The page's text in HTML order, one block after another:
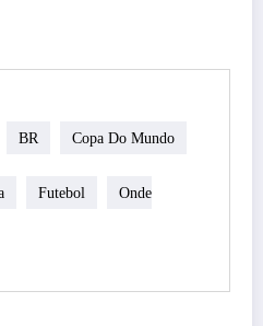
BR Copa Do Mundo
Futebol Onde